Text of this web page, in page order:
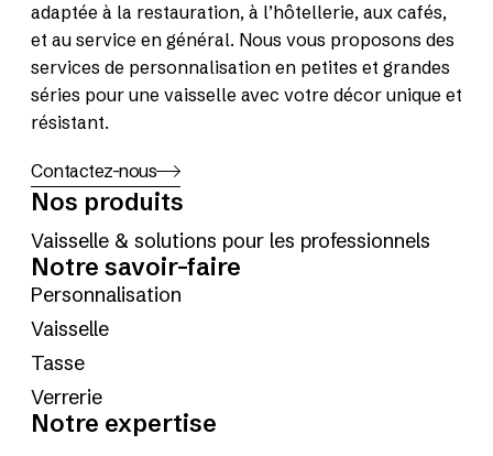
adaptée à la restauration, à l’hôtellerie, aux cafés,
et au service en général. Nous vous proposons des
services de personnalisation en petites et grandes
séries pour une vaisselle avec votre décor unique et
résistant.
Contactez-nous
Nos produits
Vaisselle & solutions pour les professionnels
Notre savoir-faire
Personnalisation
Vaisselle
Tasse
Verrerie
Notre expertise